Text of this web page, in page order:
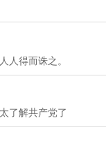
人得而诛之。
了解共产党了